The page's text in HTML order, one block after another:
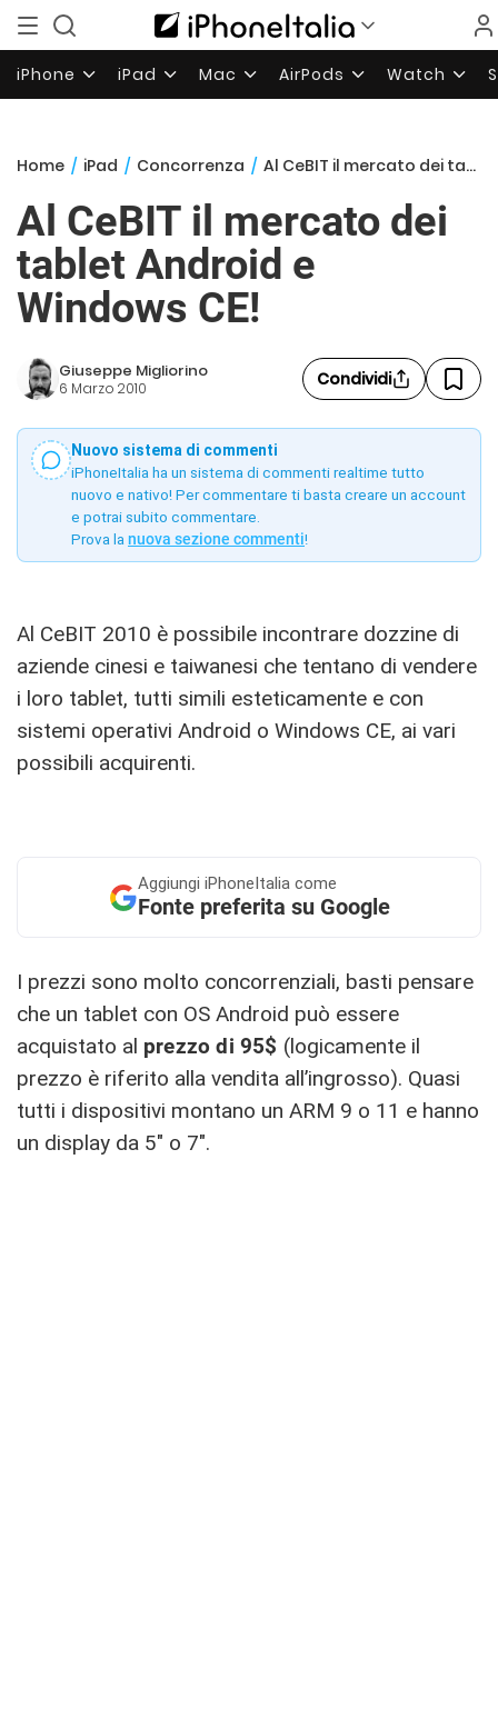
iPhone iPad Mac AirPods Watch
Home / iPad / Concorrenza / Al CeBIT il mercato dei tablet Android e Windows CE!
Al CeBIT il mercato dei
tablet Android e
Windows CE!
Giuseppe Migliorino
6 Marzo 2010 Condividi
Nuovo sistema di commenti
iPhoneItalia ha un sistema di commenti realtime tutto
nuovo e nativo! Per commentare ti basta creare un account
e potrai subito commentare.
Prova la nuova sezione commenti!
Al CeBIT 2010 è possibile incontrare dozzine di
aziende cinesi e taiwanesi che tentano di vendere
i loro tablet, tutti simili esteticamente e con
sistemi operativi Android o Windows CE, ai vari
possibili acquirenti.
Aggiungi iPhoneItalia come
Fonte preferita su Google
I prezzi sono molto concorrenziali, basti pensare
che un tablet con OS Android può essere
acquistato al prezzo di 95$ (logicamente il
prezzo è riferito alla vendita all’ingrosso). Quasi
tutti i dispositivi montano un ARM 9 o 11 e hanno
un display da 5″ o 7″.